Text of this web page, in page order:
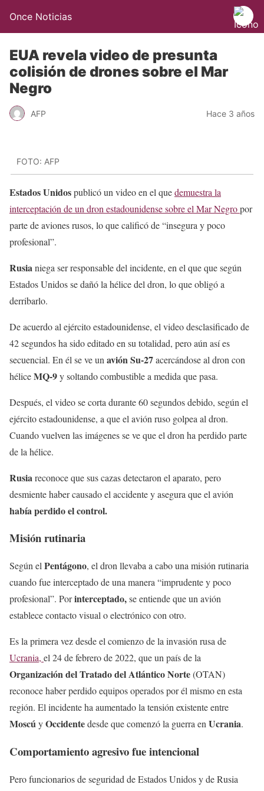
Once Noticias
EUA revela video de presunta
colisión de drones sobre el Mar
Negro
AFP Hace 3 años
FOTO: AFP
Estados Unidospublicó un video en el quedemuestra la
interceptación de un dron estadounidense sobre el Mar Negropor
parte de aviones rusos, lo que calificó de “insegura y poco
profesional”.
Rusianiega ser responsable del incidente, en el que que según
Estados Unidos se dañó la hélice del dron, lo que obligó a
derribarlo.
De acuerdo al ejército estadounidense, el video desclasificado de
42 segundos ha sido editado en su totalidad, pero aún así es
secuencial. En él se ve un avión Su-27acercándose al dron con
héliceMQ-9y soltando combustible a medida que pasa.
Después, el video se corta durante 60 segundos debido, según el
ejército estadounidense, a que el avión ruso golpea al dron.
Cuando vuelven las imágenes se ve que el dron ha perdido parte
de la hélice.
Rusiareconoce que sus cazas detectaron el aparato, pero
desmiente haber causado el accidente y asegura que el avión
había perdido el control.
Misión rutinaria
Según el Pentágono, el dron llevaba a cabo una misión rutinaria
cuando fue interceptado de una manera “imprudente y poco
profesional”. Porinterceptado,se entiende que un avión
establece contacto visual o electrónico con otro.
Es la primera vez desde el comienzo de la invasión rusa de
Ucrania, el 24 de febrero de 2022, que un país de la
Organización del Tratado del Atlántico Norte(OTAN)
reconoce haber perdido equipos operados por él mismo en esta
región. El incidente ha aumentado la tensión existente entre
MoscúyOccidentedesde que comenzó la guerra en Ucrania.
Comportamiento agresivo fue intencional
Pero funcionarios de seguridad de Estados Unidos y de Rusia